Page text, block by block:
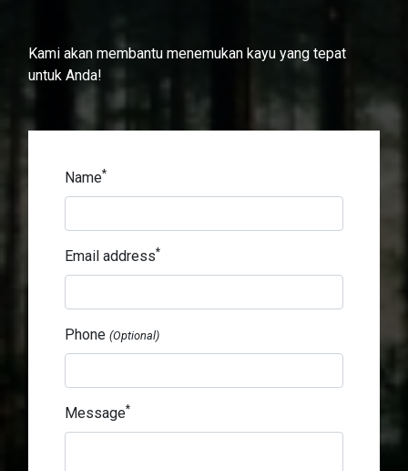
Kami akan membantu menemukan kayu yang tepat
untuk Anda!
Name*
Email address*
Phone (Optional)
Message*